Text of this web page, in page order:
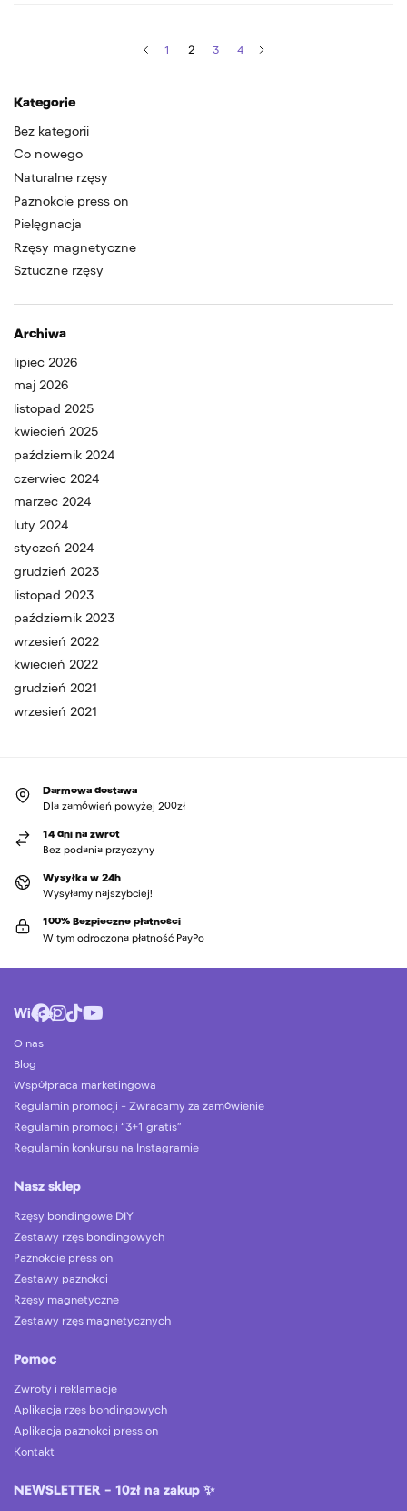
1 2 3 4
Kategorie
Bez kategorii
Co nowego
Naturalne rzęsy
Paznokcie press on
Pielęgnacja
Rzęsy magnetyczne
Sztuczne rzęsy
Archiwa
lipiec 2026
maj 2026
listopad 2025
kwiecień 2025
październik 2024
czerwiec 2024
marzec 2024
luty 2024
styczeń 2024
grudzień 2023
listopad 2023
październik 2023
wrzesień 2022
kwiecień 2022
grudzień 2021
wrzesień 2021
Darmowa dostawa
Dla zamówień powyżej 200zł
14 dni na zwrot
Bez podania przyczyny
Wysyłka w 24h
Wysyłamy najszybciej!
100% Bezpieczne płatności
W tym odroczona płatność PayPo
Więcej
O nas
Blog
Współpraca marketingowa
Regulamin promocji – Zwracamy za zamówienie
Regulamin promocji “3+1 gratis”
Regulamin konkursu na Instagramie
Nasz sklep
Rzęsy bondingowe DIY
Zestawy rzęs bondingowych
Paznokcie press on
Zestawy paznokci
Rzęsy magnetyczne
Zestawy rzęs magnetycznych
Pomoc
Zwroty i reklamacje
Aplikacja rzęs bondingowych
Aplikacja paznokci press on
Kontakt
NEWSLETTER – 10zł na zakup ✨